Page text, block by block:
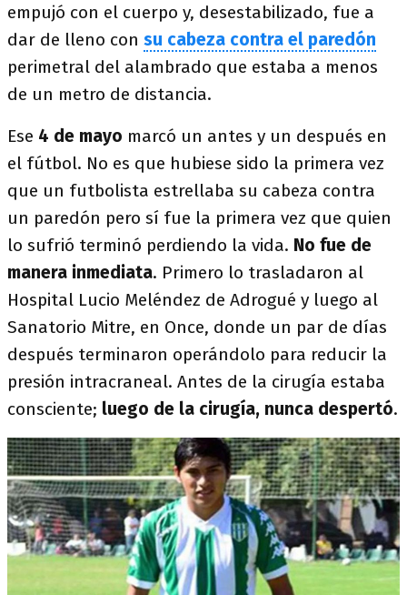
empujó con el cuerpo y, desestabilizado, fue a
dar de lleno con su cabeza contra el paredón
perimetral del alambrado que estaba a menos
de un metro de distancia.
Ese 4 de mayo marcó un antes y un después en
el fútbol. No es que hubiese sido la primera vez
que un futbolista estrellaba su cabeza contra
un paredón pero sí fue la primera vez que quien
lo sufrió terminó perdiendo la vida. No fue de
manera inmediata. Primero lo trasladaron al
Hospital Lucio Meléndez de Adrogué y luego al
Sanatorio Mitre, en Once, donde un par de días
después terminaron operándolo para reducir la
presión intracraneal. Antes de la cirugía estaba
consciente; luego de la cirugía, nunca despertó.